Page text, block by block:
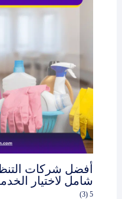
أفضل شركات
شامل لاختيار
5 (3)